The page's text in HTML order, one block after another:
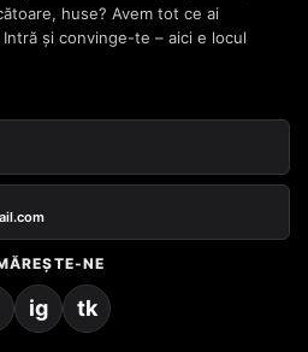
huse? Avem tot ce ai
și convinge-te – aici e locul
NE
ig tk